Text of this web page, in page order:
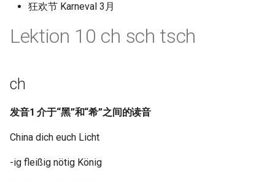
狂欢节 Karneval 3月
Lektion 10 ch sch tsch
ch
发音1 介于“黑”和“希”之间的读音
China dich euch Licht
-ig fleißig nötig König